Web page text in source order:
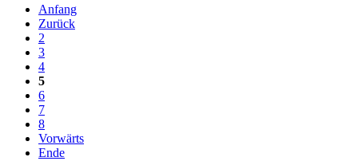
Anfang
Zurück
2
3
4
5
6
7
8
Vorwärts
Ende